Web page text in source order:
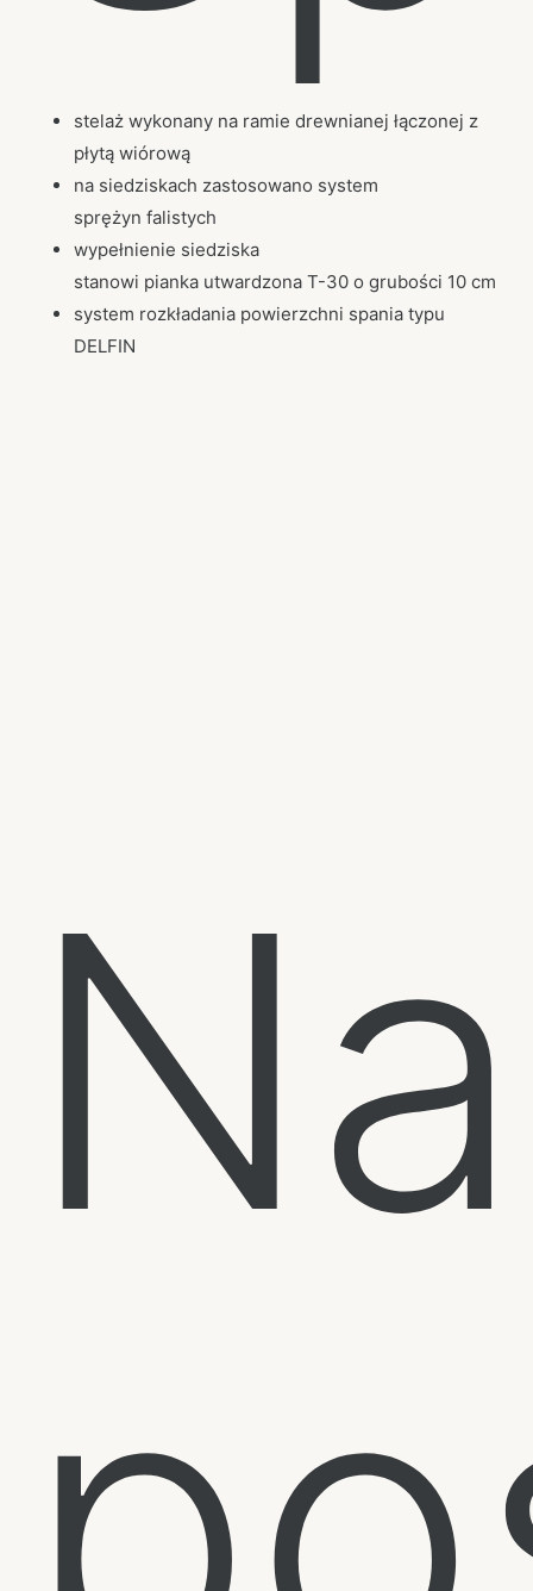
stelaż wykonany na ramie drewnianej łączonej z
płytą wiórową
na siedziskach zastosowano system
sprężyn falistych
wypełnienie siedziska
stanowi pianka utwardzona T-30 o grubości 10 cm
system rozkładania powierzchni spania typu
DELFIN